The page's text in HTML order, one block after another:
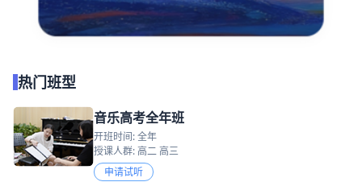
热门班型
音乐高考全年班
开班时间: 全年
授课人群: 高二 高三
申请试听